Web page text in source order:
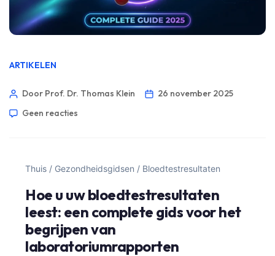
ARTIKELEN
Door Prof. Dr. Thomas Klein
26 november 2025
Geen reacties
Thuis / Gezondheidsgidsen / Bloedtestresultaten
Hoe u uw bloedtestresultaten
leest: een complete gids voor het
begrijpen van
laboratoriumrapporten